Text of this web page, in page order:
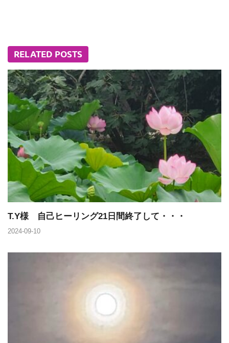
RELATED POSTS
T.Y様 自己ヒーリング21日間終了して・・・
2024-09-10